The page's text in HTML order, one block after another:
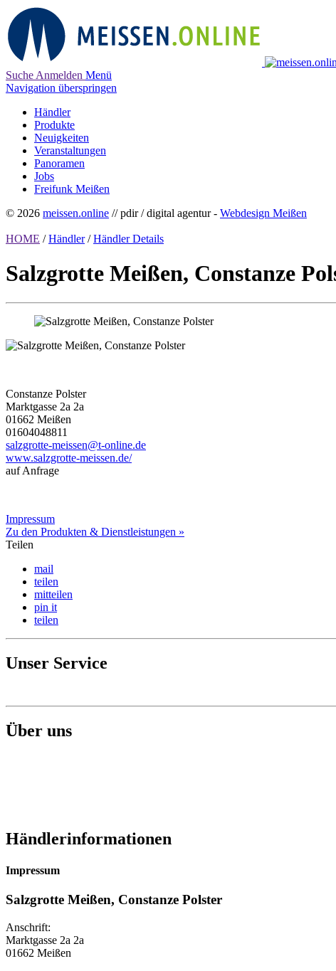
Suche Anmelden Menü
Navigation überspringen
Händler
Produkte
Neuigkeiten
Veranstaltungen
Panoramen
Jobs
Freifunk Meißen
© 2026 meissen.online // pdir / digital agentur - Webdesign Meißen
HOME / Händler / Händler Details
Salzgrotte Meißen, Constanze
Constanze Polster
Marktgasse 2a 2a
01662 Meißen
01604048811
salzgrotte-meissen@t-online.de
www.salzgrotte-meissen.de/
auf Anfrage
Impressum
Zu den Produkten & Dienstleistungen »
Teilen
mail
teilen
mitteilen
pin it
teilen
Unser Service
Über uns
Händlerinformationen
Impressum
Salzgrotte Meißen, Constanze Polster
Anschrift:
Marktgasse 2a 2a
01662 Meißen